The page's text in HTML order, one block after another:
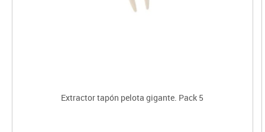
Extractor tapón pelota gigante. Pack 5